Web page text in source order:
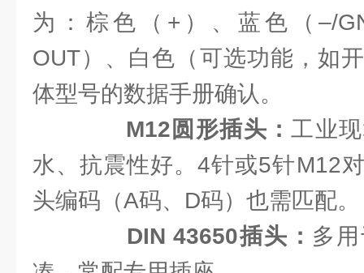
为：棕色（+）、蓝色（–/
OUT）、白色（可选功能，如
体型号的数据手册确认。
M12圆形插头：工业
水、抗震性好。4针或5针M12
头编码（A码、D码）也需匹配。
DIN 43650插头： 多